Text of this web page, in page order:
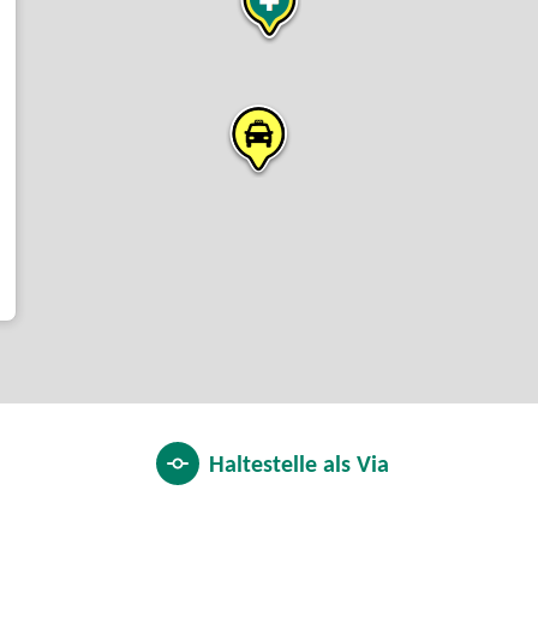
Haltestelle alsVia